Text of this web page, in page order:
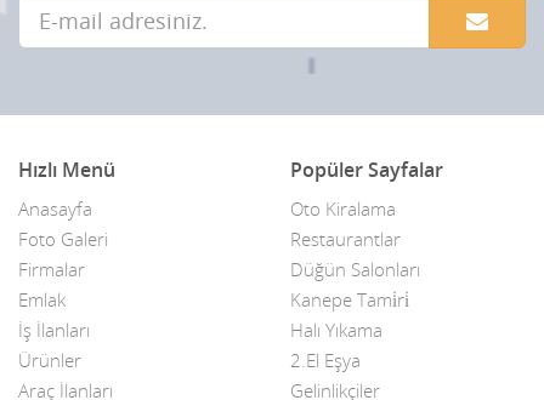
Hızlı Menü
Anasayfa
Foto Galeri
Firmalar
Emlak
İş İlanları
Ürünler
Araç İlanları
Popüler Sayfalar
Oto Kiralama
Restaurantlar
Düğün Salonları
Kanepe Tami̇ri̇
Halı Yıkama
2.El Eşya
Gelinlikçiler